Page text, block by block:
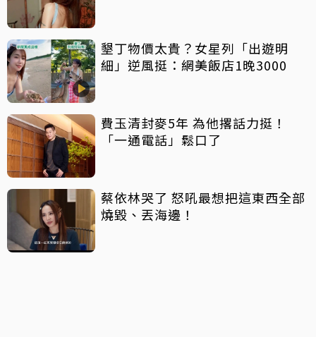
墾丁物價太貴？女星列「出遊明
細」逆風挺：網美飯店1晚3000
費玉清封麥5年 為他撂話力挺！
「一通電話」鬆口了
蔡依林哭了 怒吼最想把這東西全部
燒毀、丟海邊！